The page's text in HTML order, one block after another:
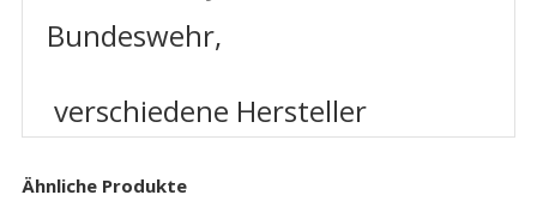
Bundeswehr,
verschiedene Hersteller
Ähnliche Produkte